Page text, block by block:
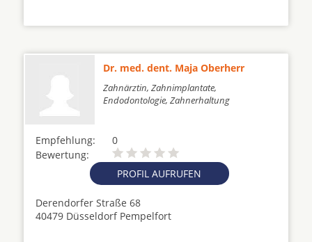
Dr. med. dent. Maja Oberherr
Zahnärztin, Zahnimplantate,
Endodontologie, Zahnerhaltung
Empfehlung:
0
Bewertung:
PROFIL AUFRUFEN
Derendorfer Straße 68
40479 Düsseldorf Pempelfort